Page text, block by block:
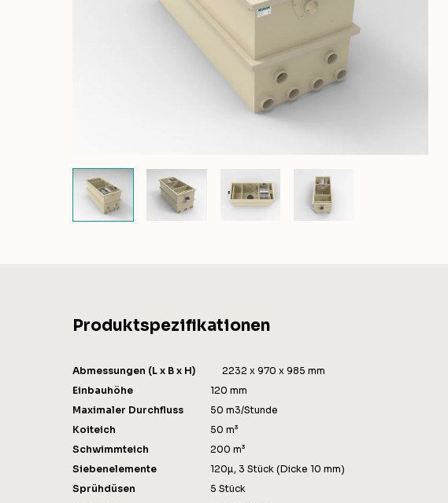
Produktspezifikationen
Abmessungen (L x B x H)
2232 x 970 x 985 mm
Einbauhöhe
120 mm
Maximaler Durchfluss
50 m3/Stunde
Koiteich
50 m³
Schwimmteich
200 m³
Siebenelemente
120µ, 3 Stück (Dicke 10 mm)
Sprühdüsen
5 Stück